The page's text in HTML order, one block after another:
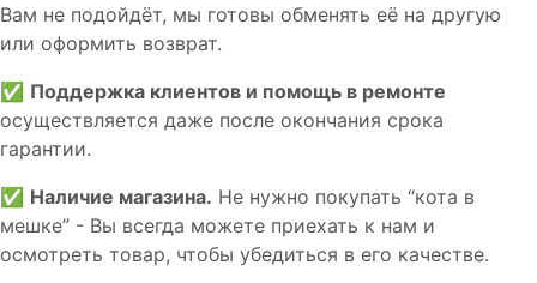
Вам не подойдёт, мы готовы обменять её на другую
или оформить возврат.
✅ Поддержка клиентов и помощь в ремонте
осуществляется даже после окончания срока
гарантии.
✅ Наличие магазина. Не нужно покупать “кота в
мешке” - Вы всегда можете приехать к нам и
осмотреть товар, чтобы убедиться в его качестве.